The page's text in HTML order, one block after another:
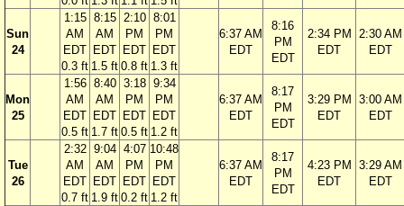
Sun
24
1:15
AM
EDT
0.3 ft
8:15
AM
EDT
1.5 ft
2:10
PM
EDT
0.8 ft
8:01
PM
EDT
1.3 ft
6:37 AM
EDT
8:16
PM
EDT
2:34 PM
EDT
2:30 AM
EDT
Mon
25
1:56
AM
EDT
0.5 ft
8:40
AM
EDT
1.7 ft
3:18
PM
EDT
0.5 ft
9:34
PM
EDT
1.2 ft
6:37 AM
EDT
8:17
PM
EDT
3:29 PM
EDT
3:00 AM
EDT
Tue
26
2:32
AM
EDT
0.7 ft
9:04
AM
EDT
1.9 ft
4:07
PM
EDT
0.2 ft
10:48
PM
EDT
1.2 ft
6:37 AM
EDT
8:17
PM
EDT
4:23 PM
EDT
3:29 AM
EDT